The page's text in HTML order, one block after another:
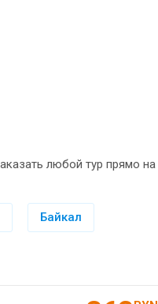
любой тур прямо на
Байкал